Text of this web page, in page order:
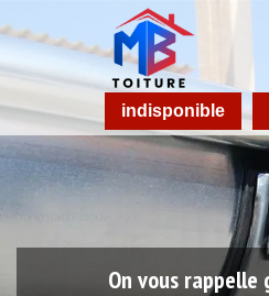
indisponible
On vous